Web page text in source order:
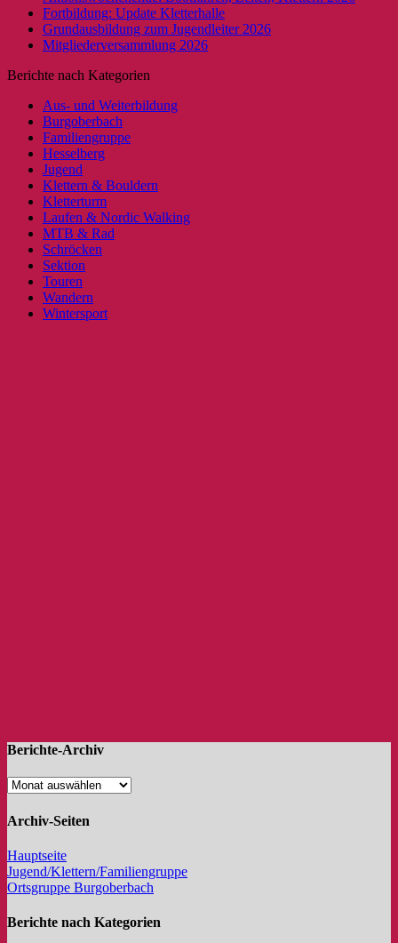
Fortbildung: Update Kletterhalle
Grundausbildung zum Jugendleiter 2026
Mitgliederversammlung 2026
Berichte nach Kategorien
Aus- und Weiterbildung
Burgoberbach
Familiengruppe
Hesselberg
Jugend
Klettern & Bouldern
Kletterturm
Laufen & Nordic Walking
MTB & Rad
Schröcken
Sektion
Touren
Wandern
Wintersport
Berichte-Archiv
Archiv-Seiten
Hauptseite
Jugend/Klettern/Familiengruppe
Ortsgruppe Burgoberbach
Berichte nach Kategorien